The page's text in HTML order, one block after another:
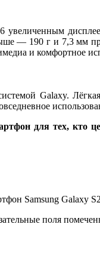
увеличенным
— 190 г и 7,3 мм
и комфортное
Galaxy.
для тех, кто
Samsung Galaxy
поля